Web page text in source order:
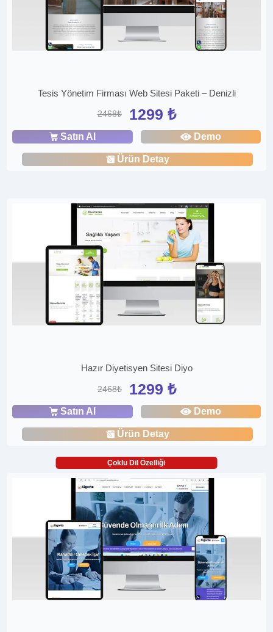
Tesis Yönetim Firması Web Sitesi Paketi – Denizli
2468₺ 1299 ₺
Satın Al Demo
Ürün Detay
Hazır Diyetisyen Sitesi Diyo
2468₺ 1299 ₺
Satın Al Demo
Ürün Detay
Çoklu Dil Özelliği